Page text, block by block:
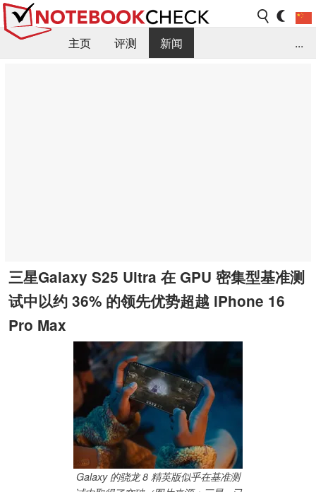
主页 评测
新闻
...
三星Galaxy S25 Ultra 在 GPU 密集型基准测
试中以约 36% 的领先优势超越 iPhone 16
Pro Max
Galaxy 的骁龙 8 精英版似乎在基准测